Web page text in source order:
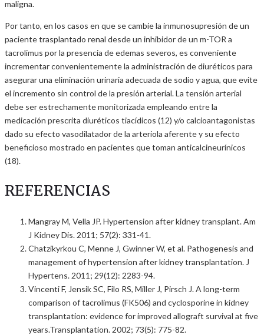
maligna.
Por tanto, en los casos en que se cambie la inmunosupresión de un
paciente trasplantado renal desde un inhibidor de un m-TOR a
tacrolimus por la presencia de edemas severos, es conveniente
incrementar convenientemente la administración de diuréticos para
asegurar una eliminación urinaria adecuada de sodio y agua, que evite
el incremento sin control de la presión arterial. La tensión arterial
debe ser estrechamente monitorizada empleando entre la
medicación prescrita diuréticos tiacídicos (12) y/o calcioantagonistas
dado su efecto vasodilatador de la arteriola aferente y su efecto
beneficioso mostrado en pacientes que toman anticalcineurínicos
(18).
REFERENCIAS
Mangray M, Vella JP. Hypertension after kidney transplant. Am
J Kidney Dis. 2011; 57(2): 331-41.
Chatzikyrkou C, Menne J, Gwinner W, et al. Pathogenesis and
management of hypertension after kidney transplantation. J
Hypertens. 2011; 29(12): 2283-94.
Vincenti F, Jensik SC, Filo RS, Miller J, Pirsch J. A long-term
comparison of tacrolimus (FK506) and cyclosporine in kidney
transplantation: evidence for improved allograft survival at five
years.Transplantation. 2002; 73(5): 775-82.